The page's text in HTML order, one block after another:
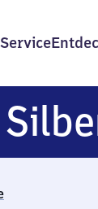
Service